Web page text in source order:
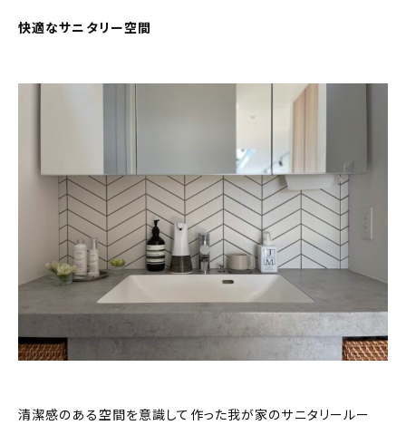
快適なサニタリー空間
清潔感のある空間を意識して作った我が家のサニタリールー